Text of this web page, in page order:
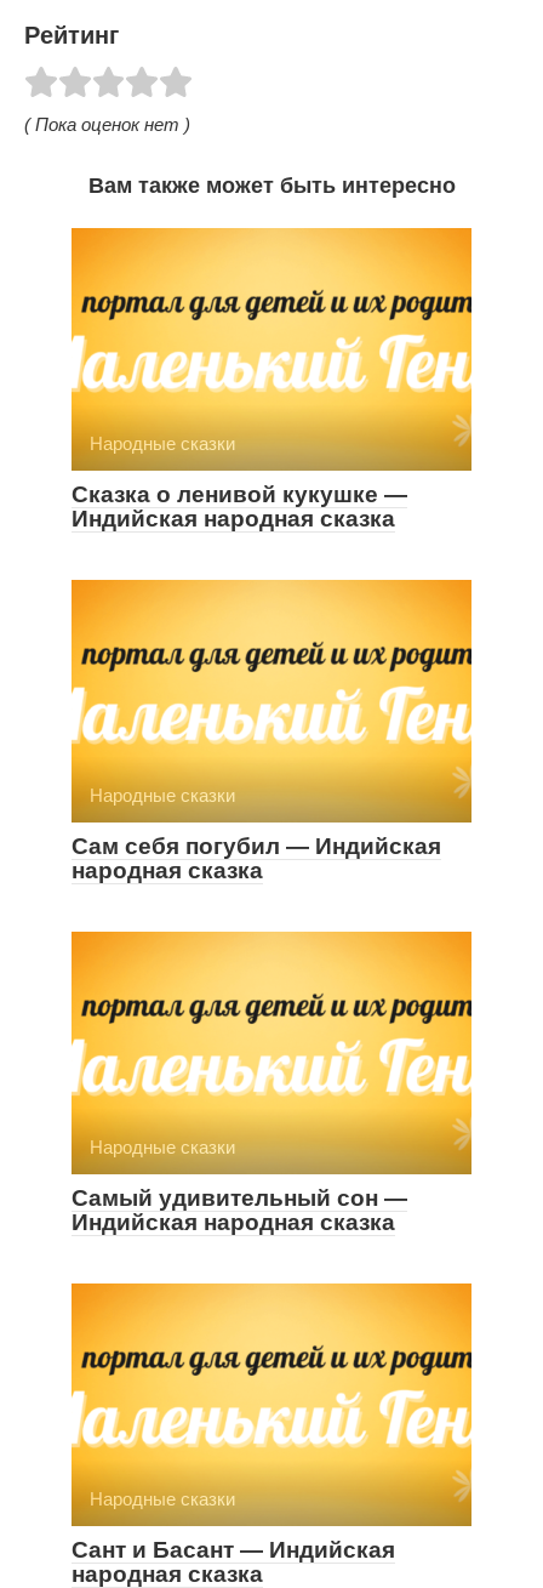
Рейтинг
( Пока оценок нет )
Вам также может быть интересно
Народные сказки
Сказка о ленивой кукушке —
Индийская народная сказка
Народные сказки
Сам себя погубил — Индийская
народная сказка
Народные сказки
Самый удивительный сон —
Индийская народная сказка
Народные сказки
Сант и Басант — Индийская
народная сказка